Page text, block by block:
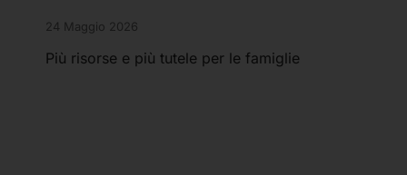
24 Maggio 2026
Più risorse e più tutele per le famiglie